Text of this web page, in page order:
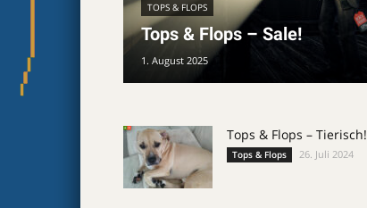
TOPS & FLOPS
Tops & Flops – Sale!
1. August 2025
Tops & Flops – Tierisch!
Tops & Flops 26. Juli 2024